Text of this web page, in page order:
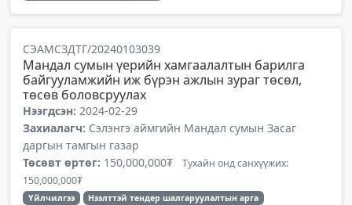
СЭАМСЗДТГ/20240103039
Мандал сумын үерийн хамгаалалтын барилга
байгууламжийн иж бүрэн ажлын зураг төсөл,
төсөв боловсруулах
Нээгдсэн: 2024-02-29
Захиалагч: Сэлэнгэ аймгийн Мандал сумын Засаг
даргын тамгын газар
Төсөвт өртөг: 150,000,000₮ Тухайн онд санхүүжих:
150,000,000₮
Үйлчилгээ Нээлттэй тендер шалгаруулалтын арга